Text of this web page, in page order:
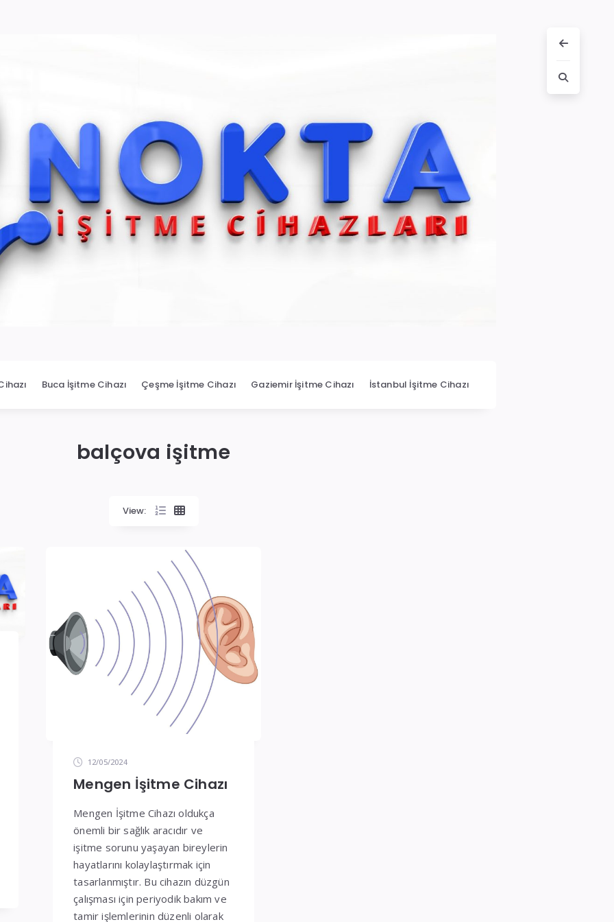
Buca İşitme Cihazı Çeşme İşitme Cihazı Gaziemir İşitme Cihazı İstanbul İşitme Cihazı
balçova işitme
View:
12/05/2024
Mengen İşitme Cihazı
Mengen İşitme Cihazı oldukça
önemli bir sağlık aracıdır ve
işitme sorunu yaşayan bireylerin
hayatlarını kolaylaştırmak için
tasarlanmıştır. Bu cihazın düzgün
çalışması için periyodik bakım ve
tamir işlemlerinin düzenli olarak